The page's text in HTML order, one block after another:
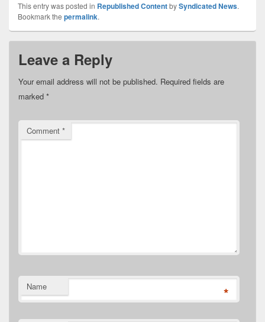
This entry was posted in Republished ContentbySyndicated News.
Bookmark the permalink.
Leave a Reply
Your email address will not be published. Required fields are
marked *
Comment *
Name *